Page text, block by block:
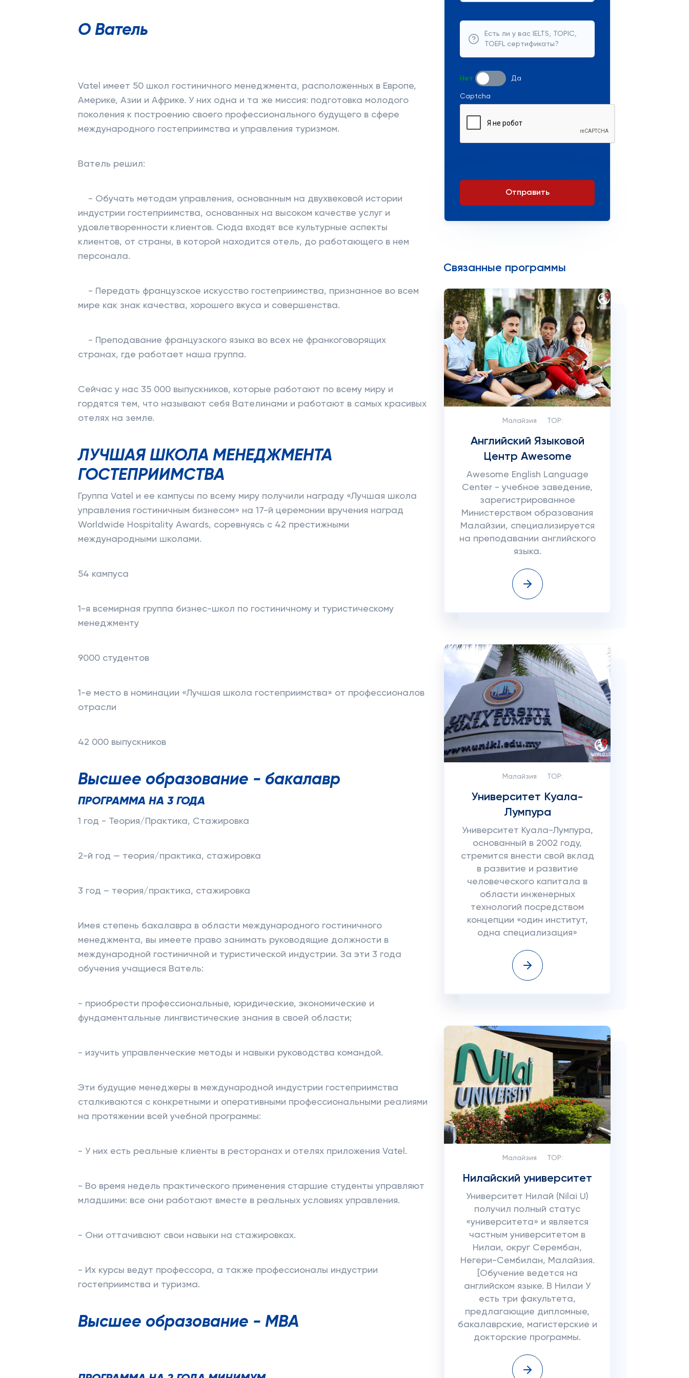
О Ватель
Vatel имеет 50 школ гостиничного менеджмента, расположенных в Европе,
Америке, Азии и Африке. У них одна и та же миссия: подготовка молодого
поколения к построению своего профессионального будущего в сфере
международного гостеприимства и управления туризмом.
Ватель решил:
- Обучать методам управления, основанным на двухвековой истории
индустрии гостеприимства, основанных на высоком качестве услуг и
удовлетворенности клиентов. Сюда входят все культурные аспекты
клиентов, от страны, в которой находится отель, до работающего в нем
персонала.
- Передать французское искусство гостеприимства, признанное во всем
мире как знак качества, хорошего вкуса и совершенства.
- Преподавание французского языка во всех не франкоговорящих
странах, где работает наша группа.
Сейчас у нас 35 000 выпускников, которые работают по всему миру и
гордятся тем, что называют себя Вателинами и работают в самых красивых
отелях на земле.
ЛУЧШАЯ ШКОЛА МЕНЕДЖМЕНТА
ГОСТЕПРИИМСТВА
Группа Vatel и ее кампусы по всему миру получили награду «Лучшая школа
управления гостиничным бизнесом» на 17-й церемонии вручения наград
Worldwide Hospitality Awards, соревнуясь с 42 престижными
международными школами.
54 кампуса
1-я всемирная группа бизнес-школ по гостиничному и туристическому
менеджменту
9000 студентов
1-е место в номинации «Лучшая школа гостеприимства» от профессионалов
отрасли
42 000 выпускников
Высшее образование - бакалавр
ПРОГРАММА НА 3 ГОДА
1 год - Теория/Практика, Стажировка
2-й год — теория/практика, стажировка
3 год – теория/практика, стажировка
Имея степень бакалавра в области международного гостиничного
менеджмента, вы имеете право занимать руководящие должности в
международной гостиничной и туристической индустрии. За эти 3 года
обучения учащиеся Ватель:
- приобрести профессиональные, юридические, экономические и
фундаментальные лингвистические знания в своей области;
- изучить управленческие методы и навыки руководства командой.
Эти будущие менеджеры в международной индустрии гостеприимства
сталкиваются с конкретными и оперативными профессиональными реалиями
на протяжении всей учебной программы:
- У них есть реальные клиенты в ресторанах и отелях приложения Vatel.
- Во время недель практического применения старшие студенты управляют
младшими: все они работают вместе в реальных условиях управления.
- Они оттачивают свои навыки на стажировках.
- Их курсы ведут профессора, а также профессионалы индустрии
гостеприимства и туризма.
Высшее образование - МВА
Есть ли у вас IELTS, TOPIC,
TOEFL сертификаты?
Нет Да
Captcha
Отправить
Связанные программы
Малайзия TOP:
Английский Языковой
Центр Awesome
Awesome English Language
Center - учебное заведение,
зарегистрированное
Министерством образования
Малайзии, специализируется
на преподавании английского
языка.
Малайзия TOP:
Университет Куала-
Лумпура
Университет Куала-Лумпура,
основанный в 2002 году,
стремится внести свой вклад
в развитие и развитие
человеческого капитала в
области инженерных
технологий посредством
концепции «один институт,
одна специализация»
Малайзия TOP:
Нилайский университет
Университет Нилай (Nilai U)
получил полный статус
«университета» и является
частным университетом в
Нилаи, округ Серембан,
Негери-Сембилан, Малайзия.
[Обучение ведется на
английском языке. В Нилаи У
есть три факультета,
предлагающие дипломные,
бакалаврские, магистерские и
докторские программы.